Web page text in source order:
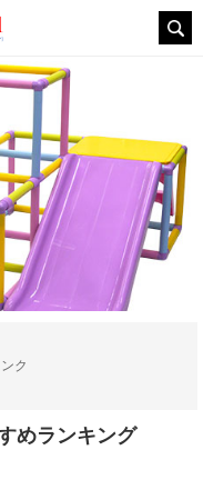
ク
めランキング